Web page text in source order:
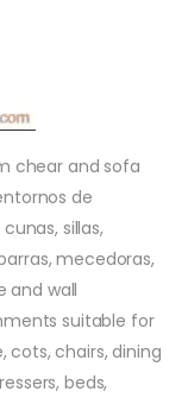
chear and sofa
de
sillas,
mecedoras,
and wall
suitable for
chairs, dining
beds,